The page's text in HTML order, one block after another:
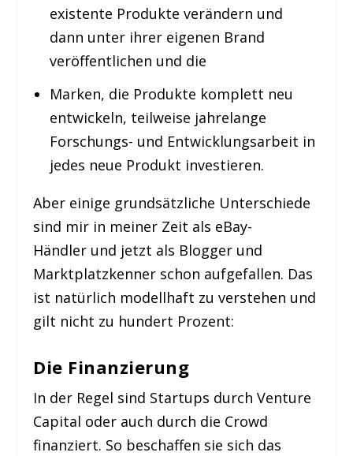
existente Produkte verändern und
dann unter ihrer eigenen Brand
veröffentlichen und die
Marken, die Produkte komplett neu
entwickeln, teilweise jahrelange
Forschungs- und Entwicklungsarbeit in
jedes neue Produkt investieren.
Aber einige grundsätzliche Unterschiede
sind mir in meiner Zeit als eBay-
Händler und jetzt als Blogger und
Marktplatzkenner schon aufgefallen. Das
ist natürlich modellhaft zu verstehen und
gilt nicht zu hundert Prozent:
Die Finanzierung
In der Regel sind Startups durch Venture
Capital oder auch durch die Crowd
finanziert. So beschaffen sie sich das